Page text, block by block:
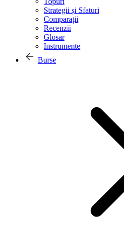
Strategii și Sfaturi
Comparații
Recenzii
Glosar
Instrumente
Burse